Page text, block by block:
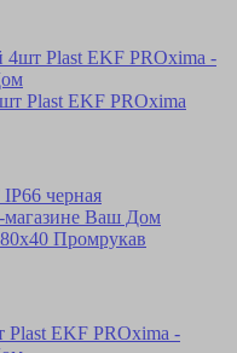
Plast EKF PROxima
Промрукав